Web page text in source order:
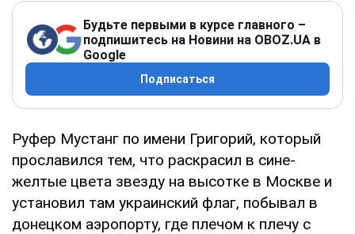
Будьте первыми в курсе главного –
подпишитесь на Новини на OBOZ.UA в
Google
Подписаться
Руфер Мустанг по имени Григорий, который
прославился тем, что раскрасил в сине-
желтые цвета звезду на высотке в Москве и
установил там украинский флаг, побывал в
донецком аэропорту, где плечом к плечу с